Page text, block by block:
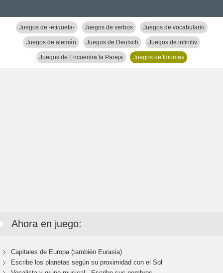
Juegos de -etiqueta- Juegos de verbos Juegos de vocabulario
Juegos de alemán Juegos de Deutsch Juegos de infinitiv
Juegos de Encuentra la Pareja Juegos de Idiomas
Ahora en juego:
Capitales de Europa (también Eurasia)
Escribe los planetas según su proximidad con el Sol